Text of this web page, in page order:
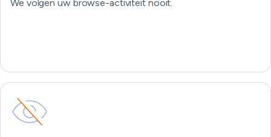
We volgen uw browse-activiteit nooit.